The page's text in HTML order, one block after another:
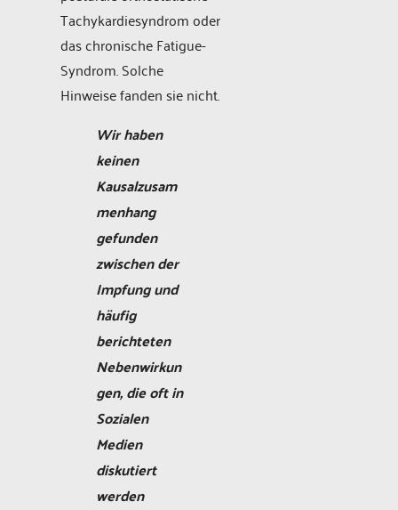
Tachykardiesyndrom oder
das chronische Fatigue-
Syndrom. Solche
Hinweise fanden sie nicht.
Wir haben
keinen
Kausalzusam
menhang
gefunden
zwischen der
Impfung und
häufig
berichteten
Nebenwirkun
gen, die oft in
Sozialen
Medien
diskutiert
werden